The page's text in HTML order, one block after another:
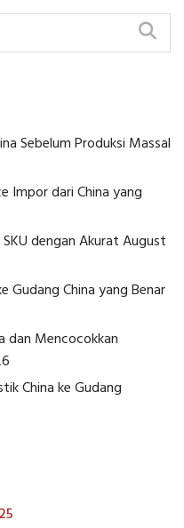
Sebelum Produksi Massal
Impor dari China yang
dengan AkuratAugust
Gudang China yang Benar
dan Mencocokkan
China ke Gudang